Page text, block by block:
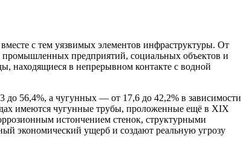
с тем уязвимых элементов инфраструктуры. От
промышленных предприятий, социальных объектов и
находящиеся в непрерывном контакте с водной
до 56,4%, а чугунных — от 17,6 до 42,2% в зависимости
имеются чугунные трубы, проложенные ещё в XIX
истончением стенок, структурными
экономический ущерб и создают реальную угрозу